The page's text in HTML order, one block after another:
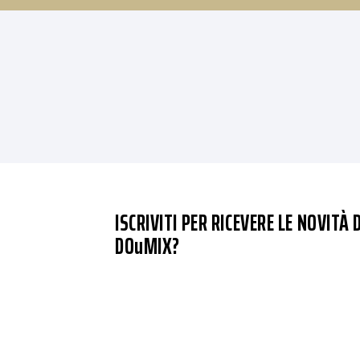
ISCRIVITI PER RICEVERE LE NOVITÀ
DOuMIX?